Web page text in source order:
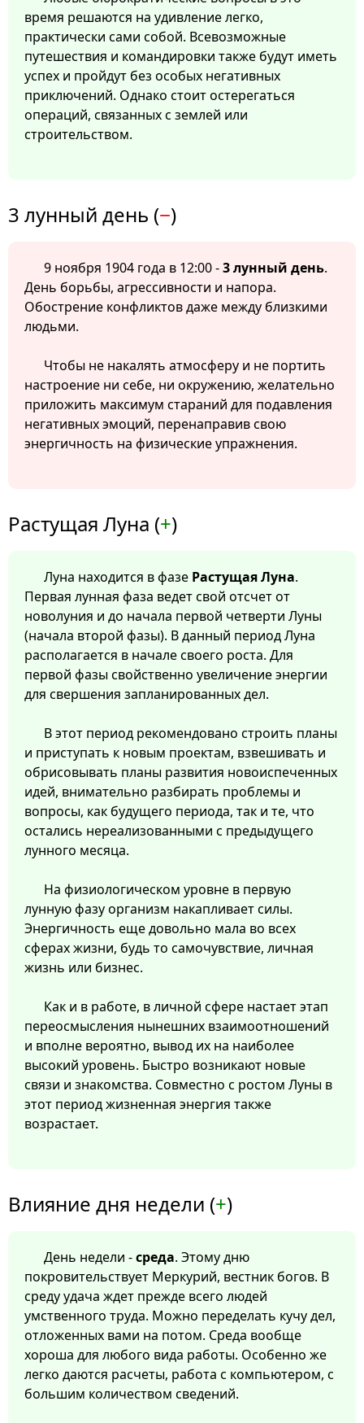
время решаются на удивление легко,
практически сами собой. Всевозможные
путешествия и командировки также будут иметь
успех и пройдут без особых негативных
приключений. Однако стоит остерегаться
операций, связанных с землей или
строительством.
3 лунный день (−)
9 ноября 1904 года в 12:00 -3 лунный день.
День борьбы, агрессивности и напора.
Обострение конфликтов даже между близкими
людьми.
Чтобы не накалять атмосферу и не портить
настроение ни себе, ни окружению, желательно
приложить максимум стараний для подавления
негативных эмоций, перенаправив свою
энергичность на физические упражнения.
Растущая Луна (+)
Луна находится в фазе Растущая Луна.
Первая лунная фаза ведет свой отсчет от
новолуния и до начала первой четверти Луны
(начала второй фазы). В данный период Луна
располагается в начале своего роста. Для
первой фазы свойственно увеличение энергии
для свершения запланированных дел.
В этот период рекомендовано строить планы
и приступать к новым проектам, взвешивать и
обрисовывать планы развития новоиспеченных
идей, внимательно разбирать проблемы и
вопросы, как будущего периода, так и те, что
остались нереализованными с предыдущего
лунного месяца.
На физиологическом уровне в первую
лунную фазу организм накапливает силы.
Энергичность еще довольно мала во всех
сферах жизни, будь то самочувствие, личная
жизнь или бизнес.
Как и в работе, в личной сфере настает этап
переосмысления нынешних взаимоотношений
и вполне вероятно, вывод их на наиболее
высокий уровень. Быстро возникают новые
связи и знакомства. Совместно с ростом Луны в
этот период жизненная энергия также
возрастает.
Влияние дня недели (+)
День недели -среда. Этому дню
покровительствует Меркурий, вестник богов. В
среду удача ждет прежде всего людей
умственного труда. Можно переделать кучу дел,
отложенных вами на потом. Среда вообще
хороша для любого вида работы. Особенно же
легко даются расчеты, работа с компьютером, с
большим количеством сведений.